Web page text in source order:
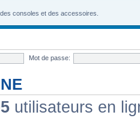
consoles et des accessoires.
Mot de passe:
utilisateurs en